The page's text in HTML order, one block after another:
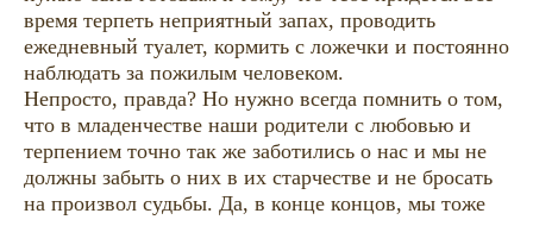
время терпеть неприятный запах, проводить
ежедневный туалет, кормить с ложечки и постоянно
наблюдать за пожилым человеком.
Непросто, правда? Но нужно всегда помнить о том,
что в младенчестве наши родители с любовью и
терпением точно так же заботились о нас и мы не
должны забыть о них в их старчестве и не бросать
на произвол судьбы. Да, в конце концов, мы тоже